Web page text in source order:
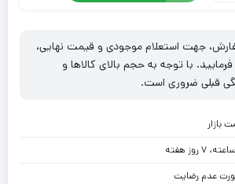
جهت استعلام موجودی و قیمت نهایی،
با توجه به حجم بالای کالاها و
قبلی ضروری است.
بازار
عدم رضایت